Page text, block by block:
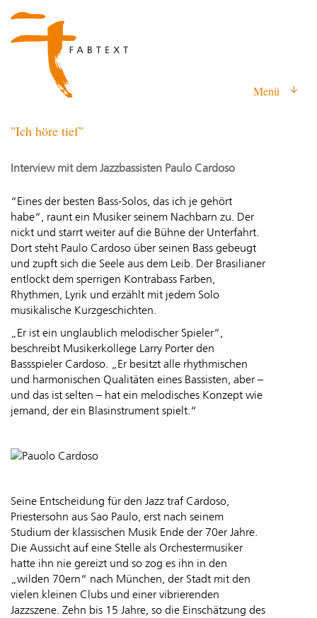
Menü
"Ich höre tief"
Interview mit dem Jazzbassisten Paulo Cardoso
“Eines der besten Bass-Solos, das ich je gehört
habe“, raunt ein Musiker seinem Nachbarn zu. Der
nickt und starrt weiter auf die Bühne der Unterfahrt.
Dort steht Paulo Cardoso über seinen Bass gebeugt
und zupft sich die Seele aus dem Leib. Der Brasilianer
entlockt dem sperrigen Kontrabass Farben,
Rhythmen, Lyrik und erzählt mit jedem Solo
musikalische Kurzgeschichten.
„Er ist ein unglaublich melodischer Spieler“,
beschreibt Musikerkollege Larry Porter den
Bassspieler Cardoso. „Er besitzt alle rhythmischen
und harmonischen Qualitäten eines Bassisten, aber –
und das ist selten – hat ein melodisches Konzept wie
jemand, der ein Blasinstrument spielt.“
Seine Entscheidung für den Jazz traf Cardoso,
Priestersohn aus Sao Paulo, erst nach seinem
Studium der klassischen Musik Ende der 70er Jahre.
Die Aussicht auf eine Stelle als Orchestermusiker
hatte ihn nie gereizt und so zog es ihn in den
„wilden 70ern“ nach München, der Stadt mit den
vielen kleinen Clubs und einer vibrierenden
Jazzszene. Zehn bis 15 Jahre, so die Einschätzung des